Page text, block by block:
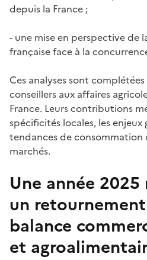
depuis la France ;
- une mise en perspective de
française face à la
Ces analyses sont
conseillers aux affaires
France. Leurs contributions
spécificités locales, les
tendances de consommation
marchés.
Une année
un
balance
et